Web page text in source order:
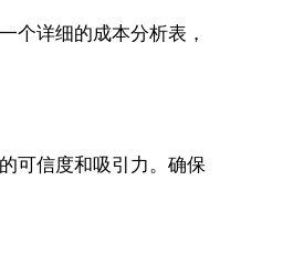
个详细的成本分析表，
可信度和吸引力。确保